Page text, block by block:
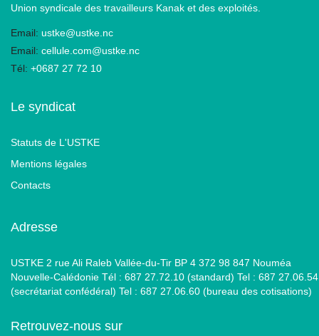
Union syndicale des travailleurs Kanak et des exploités.
Email: ustke@ustke.nc
Email: cellule.com@ustke.nc
Tél: +0687 27 72 10
Le syndicat
Statuts de L'USTKE
Mentions légales
Contacts
Adresse
USTKE 2 rue Ali Raleb Vallée-du-Tir BP 4 372 98 847 Nouméa
Nouvelle-Calédonie Tél : 687 27.72.10 (standard) Tel : 687 27.06.54
(secrétariat confédéral) Tel : 687 27.06.60 (bureau des cotisations)
Retrouvez-nous sur